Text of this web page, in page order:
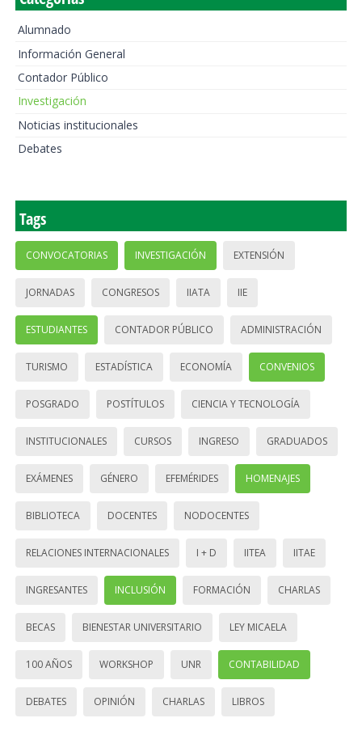
Alumnado
Información General
Contador Público
Investigación
Noticias institucionales
Debates
Tags
CONVOCATORIAS INVESTIGACIÓN EXTENSIÓN
JORNADAS CONGRESOS IIATA IIE
ESTUDIANTES CONTADOR PÚBLICO ADMINISTRACIÓN
TURISMO ESTADÍSTICA ECONOMÍA CONVENIOS
POSGRADO POSTÍTULOS CIENCIA Y TECNOLOGÍA
INSTITUCIONALES CURSOS INGRESO GRADUADOS
EXÁMENES GÉNERO EFEMÉRIDES HOMENAJES
BIBLIOTECA DOCENTES NODOCENTES
RELACIONES INTERNACIONALES I + D IITEA IITAE
INGRESANTES INCLUSIÓN FORMACIÓN CHARLAS
BECAS BIENESTAR UNIVERSITARIO LEY MICAELA
100 AÑOS WORKSHOP UNR CONTABILIDAD
DEBATES OPINIÓN CHARLAS LIBROS